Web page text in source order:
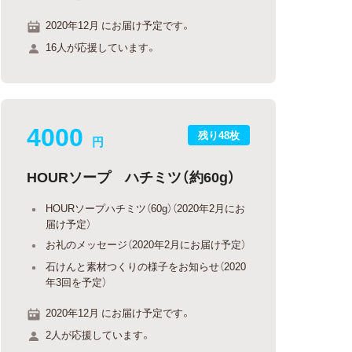
2020年12月 にお届け予定です。
16人が応援しています。
残り48枚
4000 円
HOURソープ ハチミツ（約60g）
HOURソープハチミツ（60g）（2020年2月にお
届け予定）
お礼のメッセージ（2020年2月にお届け予定）
石けんと素材つくりの様子をお知らせ（2020
年3回を予定）
2020年12月 にお届け予定です。
2人が応援しています。